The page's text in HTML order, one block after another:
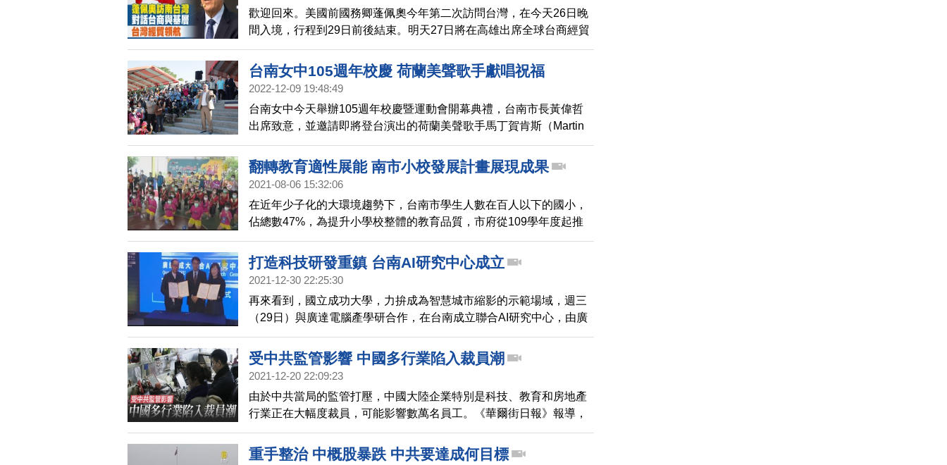
歡迎回來。美國前國務卿蓬佩奧今年第二次訪問台灣，在今天26日晚
間入境，行程到29日前後結束。明天27日將在高雄出席全球台商經貿
論壇，與副總統賴清德同台，將發表演說，主題是「從世界經貿趨
勢，看見台灣疫後新商機」，並與企業領袖對談，探討全球總經趨
勢、供應鏈重組、產業布局及創新發展等議題。28日將出席世界台商
袖。此外，將參訪南部科技產業，並分別在高雄、台南參加不公開的
地方基層座談，了解台灣人的心聲，互動政要還包括台南市長、高雄
市長、前外交部長，國會議員
台南女中105週年校慶 荷蘭美聲歌手獻唱祝福
2022-12-09 19:48:49
台南女中今天舉辦105週年校慶暨運動會開幕典禮，台南市長黃偉哲
出席致意，並邀請即將登台演出的荷蘭美聲歌手馬丁賀肯斯（Martin
Hurkens）前往獻唱，不少師生感到驚喜。
翻轉教育適性展能 南市小校發展計畫展現成果
2021-08-06 15:32:06
在近年少子化的大環境趨勢下，台南市學生人數在百人以下的國小，
佔總數47%，為提升小學校整體的教育品質，市府從109學年度起推
動經費補助。週四（5日）這些學校也展現一年來的學習成果。
打造科技研發重鎮 台南AI研究中心成立
2021-12-30 22:25:30
再來看到，國立成功大學，力拚成為智慧城市縮影的示範場域，週三
（29日）與廣達電腦產學研合作，在台南成立聯合AI研究中心，由廣
達董事長林百里與成大校長簽署合作備忘錄，持續打造台南成為台灣
科技研發重鎮。
受中共監管影響 中國多行業陷入裁員潮
2021-12-20 22:09:23
由於中共當局的監管打壓，中國大陸企業特別是科技、教育和房地產
行業正在大幅度裁員，可能影響數萬名員工。《華爾街日報》報導，
裁員意味著大學畢業生就業前景黯淡，可能加劇中國勞動力市場的不
對等。
重手整治 中概股暴跌 中共要達成何目標